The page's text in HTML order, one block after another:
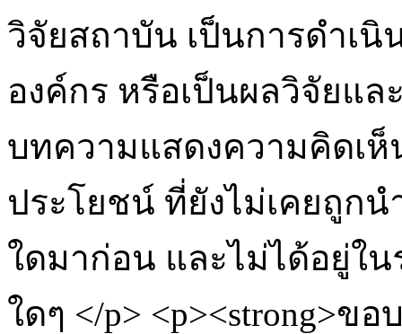
วิจัยสถาบัน เป็นการดำเนิ
องค์กร หรือเป็นผลวิจัยแ
บทความแสดงความคิดเ
ประโยชน์ ที่ยังไม่เคยถูก
ใดมาก่อน และไม่ได้อยู่ใ
ใดๆ </p> <p><strong>ข